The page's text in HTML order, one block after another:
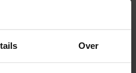
Over
de immense duinen de
romige oesters ter